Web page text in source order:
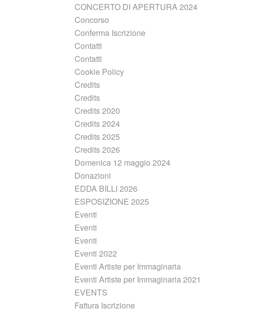
CONCERTO DI APERTURA 2024
Concorso
Conferma Iscrizione
Contatti
Contatti
Cookie Policy
Credits
Credits
Credits 2020
Credits 2024
Credits 2025
Credits 2026
Domenica 12 maggio 2024
Donazioni
EDDA BILLI 2026
ESPOSIZIONE 2025
Eventi
Eventi
Eventi
Eventi 2022
Eventi Artiste per Immaginaria
Eventi Artiste per Immaginaria 2021
EVENTS
Fattura Iscrizione